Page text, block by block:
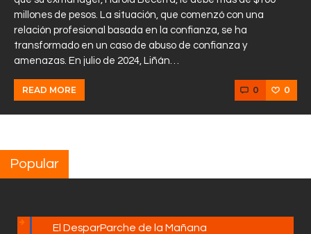
millones de pesos. La situación, que comenzó con una
relación profesional basada en la confianza, se ha
transformado en un caso de abuso de confianza y
amenazas. En julio de 2024, Liñán…
READ MORE 0 0
Popular
El DesparParche de la Mañana